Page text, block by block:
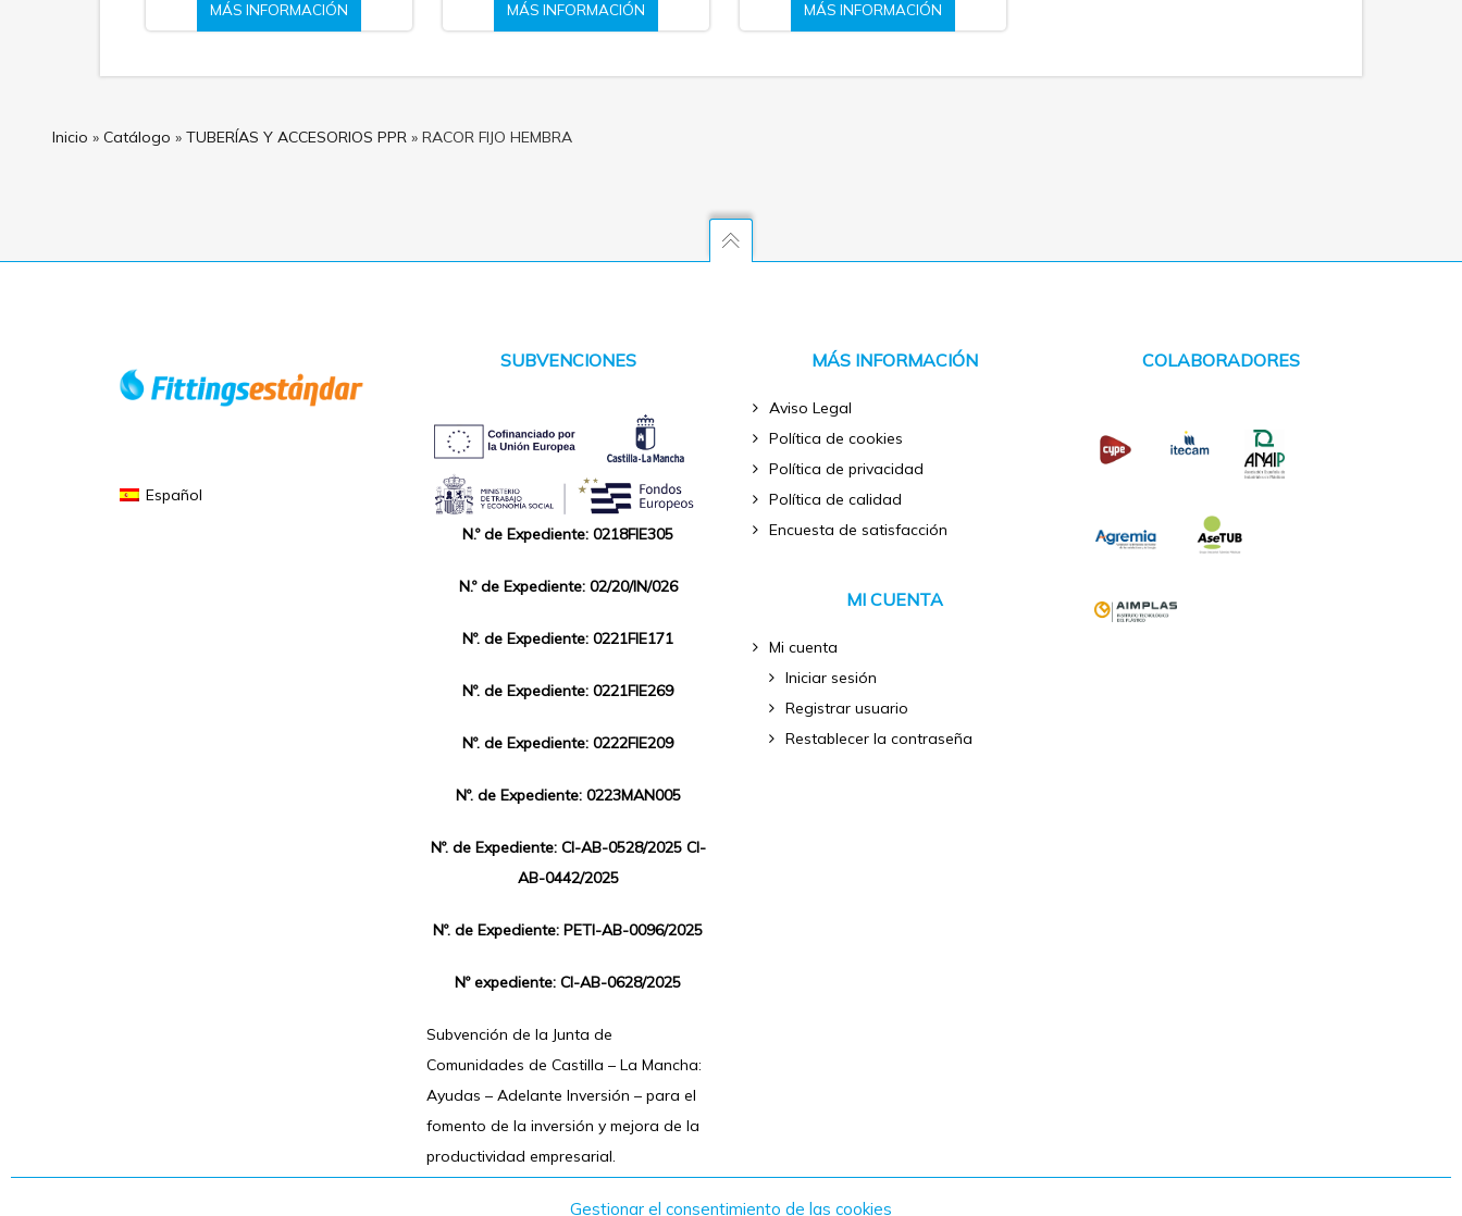
Gestionar el consentimiento de las cookies
MÁS INFORMACIÓN MÁS INFORMACIÓN MÁS INFORMACIÓN
Inicio » Catálogo » TUBERÍAS Y ACCESORIOS PPR » RACOR FIJO HEMBRA
Español
SUBVENCIONES
N.º de Expediente: 0218FIE305
N.º de Expediente: 02/20/IN/026
Nº. de Expediente: 0221FIE171
Nº. de Expediente: 0221FIE269
Nº. de Expediente: 0222FIE209
Nº. de Expediente: 0223MAN005
Nº. de Expediente: CI-AB-0528/2025 CI-
AB-0442/2025
Nº. de Expediente: PETI-AB-0096/2025
Nº expediente: CI-AB-0628/2025
Subvención de la Junta de
Comunidades de Castilla – La Mancha:
Ayudas – Adelante Inversión – para el
fomento de la inversión y mejora de la
productividad empresarial.
MÁS INFORMACIÓN
Aviso Legal
Política de cookies
Política de privacidad
Política de calidad
Encuesta de satisfacción
MI CUENTA
Mi cuenta
Iniciar sesión
Registrar usuario
Restablecer la contraseña
COLABORADORES